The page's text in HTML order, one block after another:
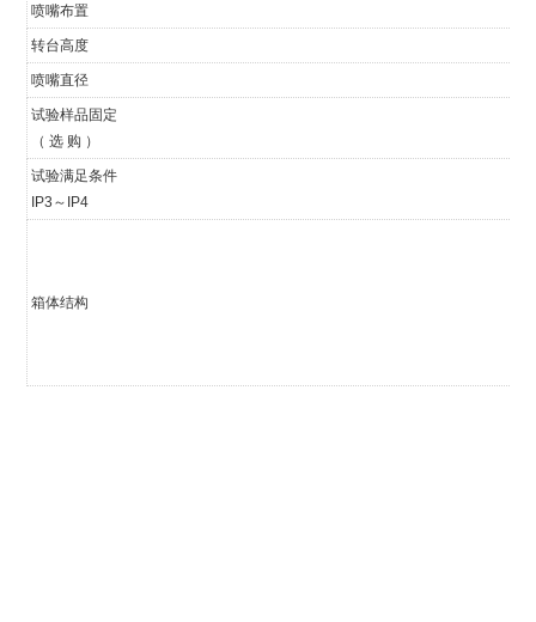
喷嘴布置
转台高度
喷嘴直径
试验样品固定
（ 选 购 ）
试验满足条件
IP3～IP4
箱体结构